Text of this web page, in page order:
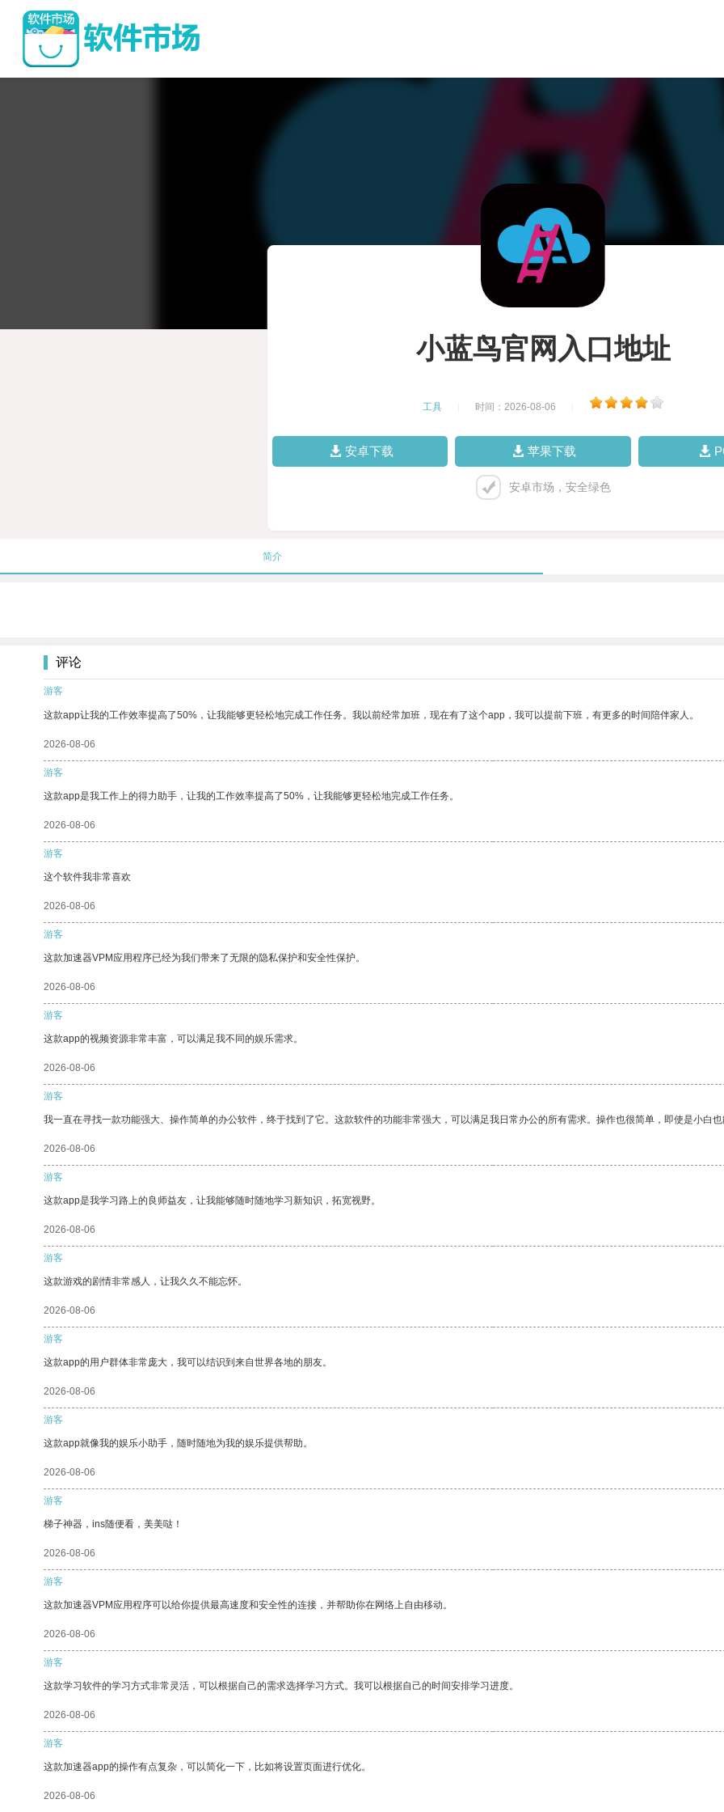
小蓝鸟官网入口地址
工具 时间：2026-08-06
安卓下载 苹果下载
安卓市场，安全绿色
简介
评论
游客
这款app让我的工作效率提高了50%，让我能够更轻松地完成工作任务。我以前经常加班，现在有了这个app，我可以提前下班，有更多的时间陪伴家人。
2026-08-06
游客
这款app是我工作上的得力助手，让我的工作效率提高了50%，让我能够更轻松地完成工作任务。
2026-08-06
游客
这个软件我非常喜欢
2026-08-06
游客
这款加速器VPM应用程序已经为我们带来了无限的隐私保护和安全性保护。
2026-08-06
游客
这款app的视频资源非常丰富，可以满足我不同的娱乐需求。
2026-08-06
游客
我一直在寻找一款功能强大、操作简单的办公软件，终于找到了它。这款软件的功能非常强大，可以满足我日常办公的所有需求。操作也很简单，即使是小白也
2026-08-06
游客
这款app是我学习路上的良师益友，让我能够随时随地学习新知识，拓宽视野。
2026-08-06
游客
这款游戏的剧情非常感人，让我久久不能忘怀。
2026-08-06
游客
这款app的用户群体非常庞大，我可以结识到来自世界各地的朋友。
2026-08-06
游客
这款app就像我的娱乐小助手，随时随地为我的娱乐提供帮助。
2026-08-06
游客
梯子神器，ins随便看，美美哒！
2026-08-06
游客
这款加速器VPM应用程序可以给你提供最高速度和安全性的连接，并帮助你在网络上自由移动。
2026-08-06
游客
这款学习软件的学习方式非常灵活，可以根据自己的需求选择学习方式。我可以根据自己的时间安排学习进度。
2026-08-06
游客
这款加速器app的操作有点复杂，可以简化一下，比如将设置页面进行优化。
2026-08-06